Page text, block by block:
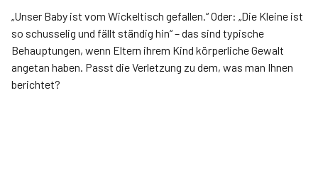
„Unser Baby ist vom Wickeltisch gefallen.“ Oder: „Die Kleine ist
so schusselig und fällt ständig hin“ – das sind typische
Behauptungen, wenn Eltern ihrem Kind körperliche Gewalt
angetan haben. Passt die Verletzung zu dem, was man Ihnen
berichtet?